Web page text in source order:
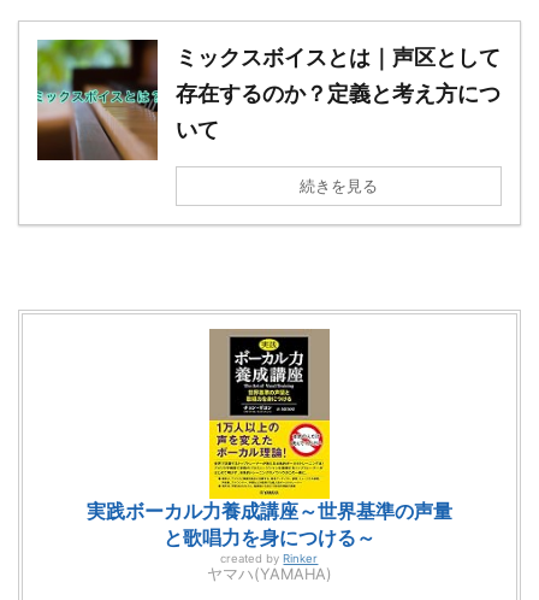
ミックスボイスとは｜声区として
存在するのか？定義と考え方につ
いて
続きを見る
実践ボーカル力養成講座～世界基準の声量
と歌唱力を身につける～
created byRinker
ヤマハ(YAMAHA)